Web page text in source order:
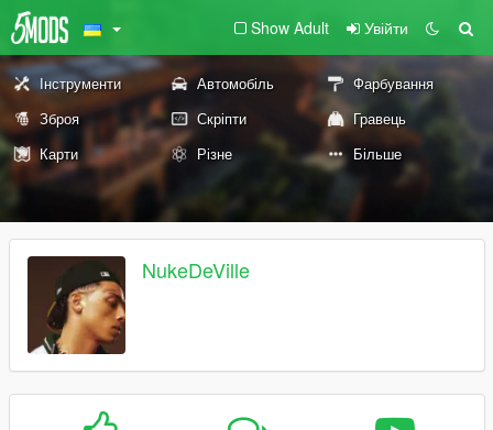
Show Adult Увійти
Інструменти Автомобіль
Фарбування
Зброя
Скріпти
Гравець
Карти
Різне Більше
NukeDeVille